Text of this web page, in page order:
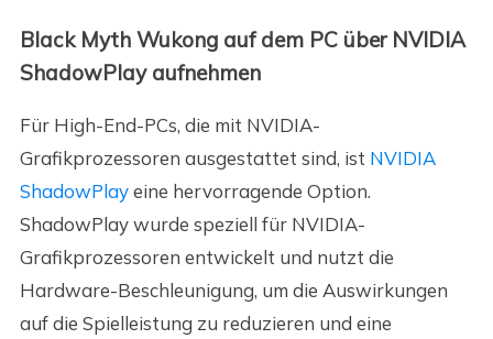
Black Myth Wukong auf dem PC über NVIDIA
ShadowPlay aufnehmen
Für High-End-PCs, die mit NVIDIA-
Grafikprozessoren ausgestattet sind, ist NVIDIA
ShadowPlayeine hervorragende Option.
ShadowPlay wurde speziell für NVIDIA-
Grafikprozessoren entwickelt und nutzt die
Hardware-Beschleunigung, um die Auswirkungen
auf die Spielleistung zu reduzieren und eine